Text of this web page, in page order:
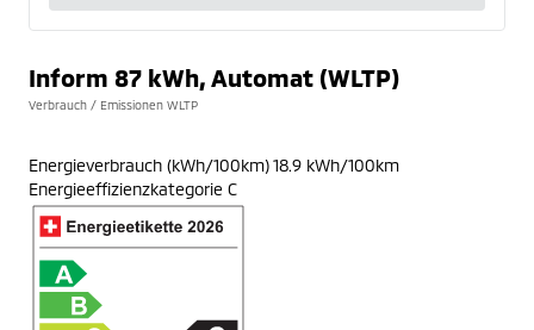
Inform 87 kWh, Automat (WLTP)
Verbrauch / Emissionen WLTP
Energieverbrauch (kWh/100km) 18.9 kWh/100km
Energieeffizienzkategorie C